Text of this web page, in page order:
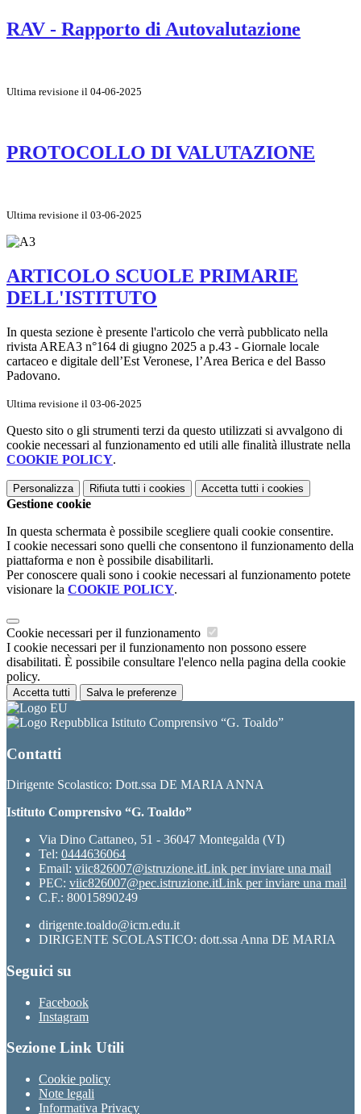
RAV - Rapporto di Autovalutazione
Ultima revisione il 04-06-2025
PROTOCOLLO DI VALUTAZIONE
Ultima revisione il 03-06-2025
ARTICOLO SCUOLE PRIMARIE
DELL'ISTITUTO
In questa sezione è presente l'articolo che verrà pubblicato nella
rivista AREA3 n°164 di giugno 2025 a p.43 - Giornale locale
cartaceo e digitale dell’Est Veronese, l’Area Berica e del Basso
Padovano.
Ultima revisione il 03-06-2025
Questo sito o gli strumenti terzi da questo utilizzati si avvalgono di
cookie necessari al funzionamento ed utili alle finalità illustrate nella
COOKIE POLICY.
Personalizza Rifiuta tutti i cookies Accetta tutti i cookies
Gestione cookie
In questa schermata è possibile scegliere quali cookie consentire.
I cookie necessari sono quelli che consentono il funzionamento della
piattaforma e non è possibile disabilitarli.
Per conoscere quali sono i cookie necessari al funzionamento potete
visionare la COOKIE POLICY.
Cookie necessari per il funzionamento
I cookie necessari per il funzionamento non possono essere
disabilitati. È possibile consultare l'elenco nella pagina della cookie
policy.
Accetta tutti Salva le preferenze
Istituto Comprensivo “G. Toaldo”
Contatti
Dirigente Scolastico: Dott.ssa DE MARIA ANNA
Istituto Comprensivo “G. Toaldo”
Via Dino Cattaneo, 51 - 36047 Montegalda (VI)
Tel: 0444636064
Email: viic826007@istruzione.itLink per inviare una mail
PEC: viic826007@pec.istruzione.itLink per inviare una mail
C.F.: 80015890249
dirigente.toaldo@icm.edu.it
DIRIGENTE SCOLASTICO: dott.ssa Anna DE MARIA
Seguici su
Facebook
Instagram
Sezione Link Utili
Cookie policy
Note legali
Informativa Privacy